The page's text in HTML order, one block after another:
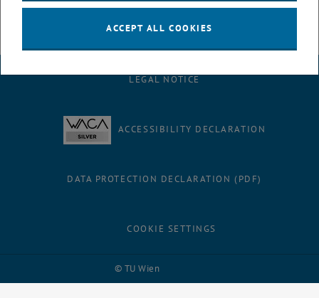
© TU Wien
LEGAL NOTICE
ACCESSIBILITY DECLARATION
DATA PROTECTION DECLARATION (PDF)
COOKIE SETTINGS
ACCEPT ALL COOKIES